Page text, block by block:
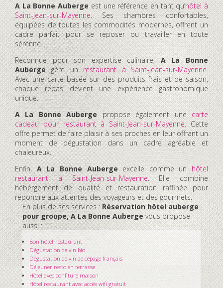
A La Bonne Aubergeest une référence en tant qu’hôtel à
Saint-Jean-sur-Mayenne. Ses chambres confortables,
équipées de toutes les commodités modernes, offrent un
cadre parfait pour se reposer ou travailler en toute
sérénité.
Reconnue pour son expertise culinaire,A La Bonne
Aubergegère unrestaurant à Saint-Jean-sur-Mayenne.
Avec une carte basée sur des produits frais et de saison,
chaque repas devient une expérience gastronomique
unique.
A La Bonne Aubergepropose également unecarte
cadeau pour restaurant à Saint-Jean-sur-Mayenne. Cette
offre permet de faire plaisir à ses proches en leur offrant un
moment de dégustation dans un cadre agréable et
chaleureux.
Enfin,A La Bonne Aubergeexcelle comme unhôtel
restaurant à Saint-Jean-sur-Mayenne. Elle combine
hébergement de qualité et restauration raffinée pour
répondre aux attentes des voyageurs et des gourmets.
En plus de ses services :Réservation hôtel auberge
pour groupe, A La Bonne Aubergevous propose
aussi :
Bon hôtel-restaurant
Dégustation de vin bio
Dégustation de vin de cépage français
Déjeuner resto en terrasse
Hôtel avec confiture maison
Hôtel restaurant avec accès wifi gratuit